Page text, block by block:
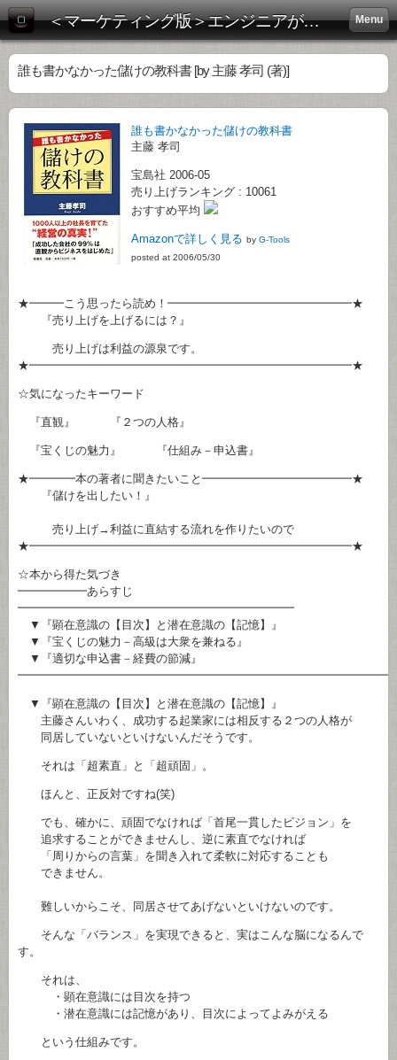
＜マーケティング版＞エンジニアがビジネス書を斬る！: Menu
誰も書かなかった儲けの教科書 [by 主藤 孝司 (著)]
誰も書かなかった儲けの教科書
主藤 孝司
宝島社 2006-05
売り上げランキング : 10061
おすすめ平均
Amazonで詳しく見る by G-Tools
posted at 2006/05/30
★━━━こう思ったら読め！━━━━━━━━━━━━━━━━★
『売り上げを上げるには？』
売り上げは利益の源泉です。
★━━━━━━━━━━━━━━━━━━━━━━━━━━━━★
☆気になったキーワード
『直観』 『２つの人格』
『宝くじの魅力』 『仕組み－申込書』
★━━━━本の著者に聞きたいこと━━━━━━━━━━━━━★
『儲けを出したい！』
売り上げ→利益に直結する流れを作りたいので
★━━━━━━━━━━━━━━━━━━━━━━━━━━━━★
☆本から得た気づき
━━━━━━あらすじ
━━━━━━━━━━━━━━━━━━━━━━━━
▼『顕在意識の【目次】と潜在意識の【記憶】』
▼『宝くじの魅力－高級は大衆を兼ねる』
▼『適切な申込書－経費の節減』
▼『顕在意識の【目次】と潜在意識の【記憶】』
主藤さんいわく、成功する起業家には相反する２つの人格が
同居していないといけないんだそうです。
それは「超素直」と「超頑固」。
ほんと、正反対ですね(笑)
でも、確かに、頑固でなければ「首尾一貫したビジョン」を
追求することができませんし、逆に素直でなければ
「周りからの言葉」を聞き入れて柔軟に対応することも
できません。
難しいからこそ、同居させてあげないといけないのです。
そんな「バランス」を実現できると、実はこんな脳になるんで
す。
それは、
・顕在意識には目次を持つ
・潜在意識には記憶があり、目次によってよみがえる
という仕組みです。